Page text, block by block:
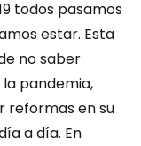
todos pasamos
estar. Esta
no saber
pandemia,
reformas en su
a día. En